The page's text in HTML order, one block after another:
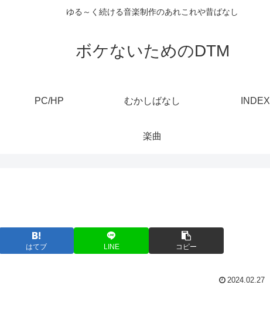
ゆる～く続ける音楽制作のあれこれや昔ばなし
ボケないためのDTM
PC/HP むかしばなし INDEX
楽曲
はてブ LINE コピー
2024.02.27